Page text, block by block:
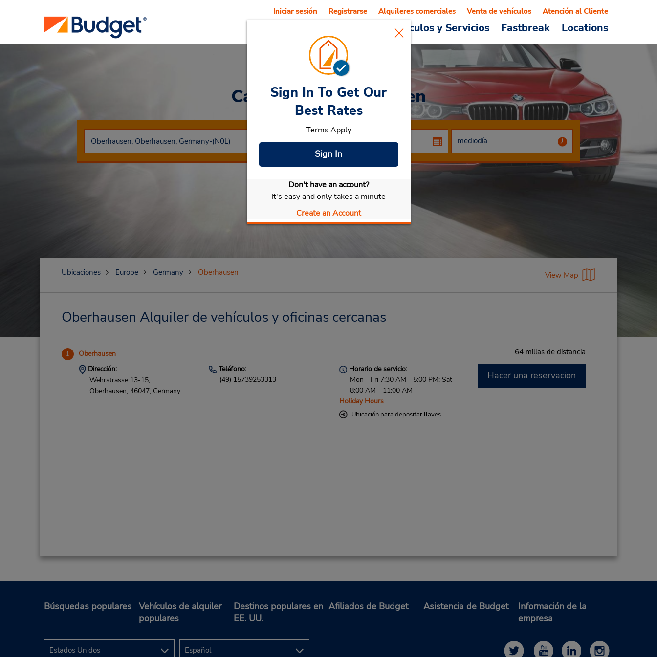
Vehículos y Servicios Fastbreak Locations
Iniciar sesión Registrarse Alquileres comerciales Venta de vehículos Atención al Cliente
Car RentalOberhausen
Seleccionar mi vehículo
Sign In To Get Our
Best Rates
Terms Apply
Sign In
Don't have an account?
It's easy and only takes a minute
Create an Account
Ubicaciones Europe Germany Oberhausen View Map
Oberhausen Alquiler de vehículos y oficinas cercanas
1 Oberhausen .64 millas de distancia
Dirección:
Wehrstrasse 13-15,
Oberhausen, 46047, Germany
Teléfono:
(49) 15739253313
Horario de servicio:
Mon - Fri 7:30 AM - 5:00 PM; Sat
8:00 AM - 11:00 AM
Holiday Hours
Ubicación para depositar llaves
Hacer una reservación
Búsquedas populares
Vehículos de alquiler
populares
Destinos populares en
EE. UU.
Afiliados de Budget Asistencia de Budget
Información de la
empresa